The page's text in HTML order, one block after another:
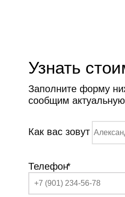
Узнать
Заполните форму
сообщим
Как вас зовут
Телефон*